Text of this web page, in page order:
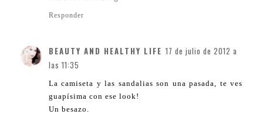
Responder
BEAUTY AND HEALTHY LIFE 17 de julio de 2012 a
las 11:35
La camiseta y las sandalias son una pasada, te ves
guapísima con ese look!
Un besazo.